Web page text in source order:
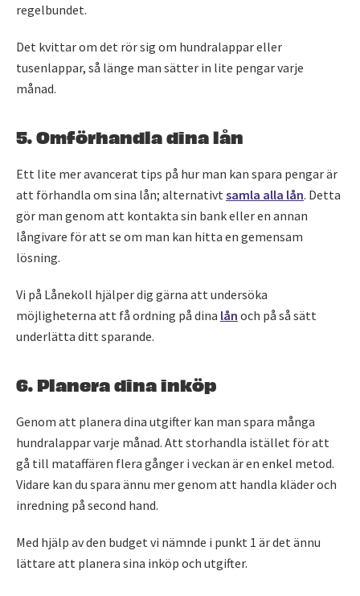
regelbundet.
Det kvittar om det rör sig om hundralappar eller
tusenlappar, så länge man sätter in lite pengar varje
månad.
5. Omförhandla dina lån
Ett lite mer avancerat tips på hur man kan spara pengar är
att förhandla om sina lån; alternativt samla alla lån. Detta
gör man genom att kontakta sin bank eller en annan
långivare för att se om man kan hitta en gemensam
lösning.
Vi på Lånekoll hjälper dig gärna att undersöka
möjligheterna att få ordning på dina lån och på så sätt
underlätta ditt sparande.
6. Planera dina inköp
Genom att planera dina utgifter kan man spara många
hundralappar varje månad. Att storhandla istället för att
gå till mataffären flera gånger i veckan är en enkel metod.
Vidare kan du spara ännu mer genom att handla kläder och
inredning på second hand.
Med hjälp av den budget vi nämnde i punkt 1 är det ännu
lättare att planera sina inköp och utgifter.